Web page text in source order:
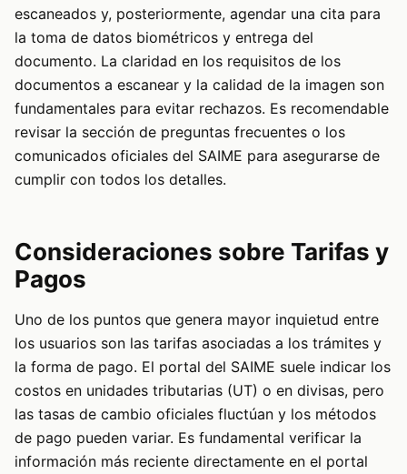
escaneados y, posteriormente, agendar una cita para
la toma de datos biométricos y entrega del
documento. La claridad en los requisitos de los
documentos a escanear y la calidad de la imagen son
fundamentales para evitar rechazos. Es recomendable
revisar la sección de preguntas frecuentes o los
comunicados oficiales del SAIME para asegurarse de
cumplir con todos los detalles.
Consideraciones sobre Tarifas y
Pagos
Uno de los puntos que genera mayor inquietud entre
los usuarios son las tarifas asociadas a los trámites y
la forma de pago. El portal del SAIME suele indicar los
costos en unidades tributarias (UT) o en divisas, pero
las tasas de cambio oficiales fluctúan y los métodos
de pago pueden variar. Es fundamental verificar la
información más reciente directamente en el portal